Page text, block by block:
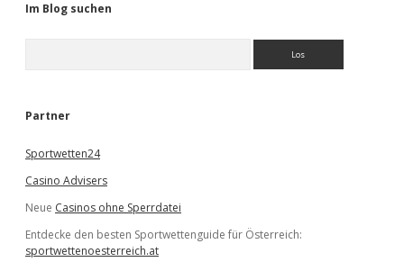
Im Blog suchen
e
Partner
Sportwetten24
Casino Advisers
Neue Casinos ohne Sperrdatei
Entdecke den besten Sportwettenguide für Österreich:
sportwettenoesterreich.at